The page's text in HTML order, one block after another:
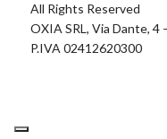
All Rights Reserved
OXIA SRL, Via Dante, 4
P.IVA 02412620300